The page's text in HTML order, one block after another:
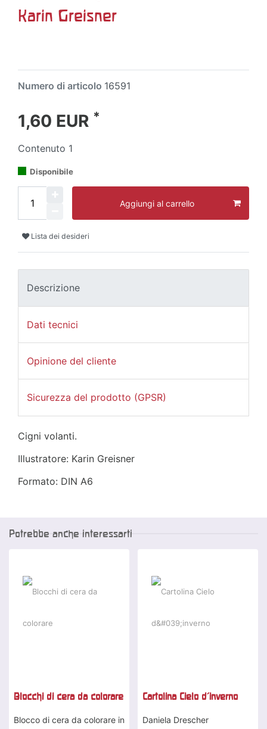
Karin Greisner
Numero di articolo 16591
1,60 EUR *
Contenuto 1
Disponibile
Aggiungi al carrello
Lista dei desideri
Descrizione
Dati tecnici
Opinione del cliente
Sicurezza del prodotto (GPSR)
Cigni volanti.
Illustratore: Karin Greisner
Formato: DIN A6
Potrebbe anche interessarti
Blocchi di cera da colorare
Blocco di cera da colorare in
Cartolina Cielo d'inverno
Daniela Drescher